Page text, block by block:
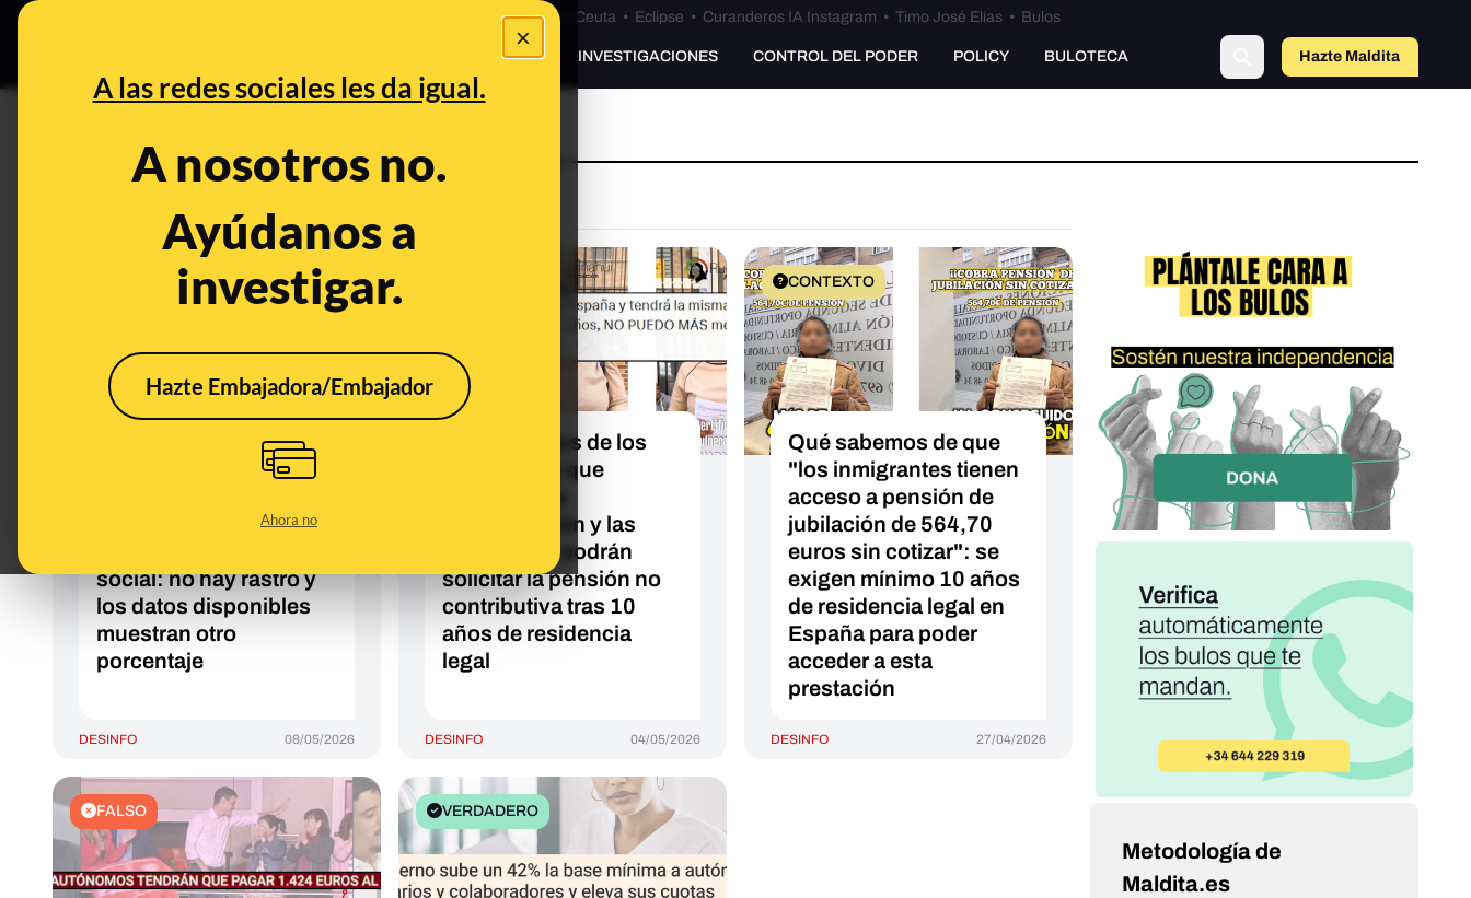
×
A las redes sociales les da igual.
A nosotros no.
Ayúdanos a
investigar.
Hazte Embajadora/Embajador
Ahora no
Especial Ceuta•Bulos Ceuta • Eclipse • Curanderos IA Instagram • Timo José Elías • Bulos
PREBUNKING INVESTIGACIONES CONTROL DEL PODER POLICY BULOTECA Hazte Maldita
cotización
afirmación de que el
que viven en España no
social: no hay rastro y
los datos disponibles
muestran otro
porcentaje
DESINFO 08/05/2026
Qué sabemos de los
inmigrantes que
regularización y las
pensiones: podrán
solicitar la pensión no
contributiva tras 10
años de residencia
legal
DESINFO 04/05/2026
CONTEXTO
Qué sabemos de que
"los inmigrantes tienen
acceso a pensión de
jubilación de 564,70
euros sin cotizar": se
exigen mínimo 10 años
de residencia legal en
España para poder
acceder a esta
prestación
DESINFO 27/04/2026
FALSO VERDADERO
Metodología de
Maldita.es